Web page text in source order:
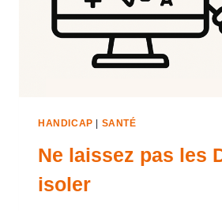
HANDICAP SANTÉ
Ne laissez pas les
isoler